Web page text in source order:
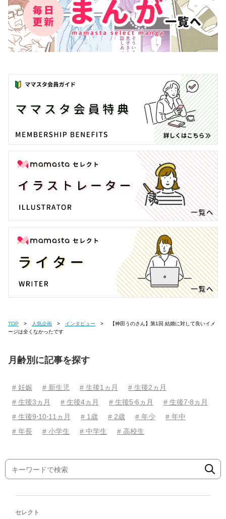
TOP 人気企画 インタビュー
ージは全くなかったです
月齢別に記事を探す
# 妊娠 # 新生児 # 生後1ヵ月
# 生後2ヵ月
# 生後3ヵ月
# 生後4ヵ月 # 生後5⋅6ヵ月
# 生後7⋅8ヵ月
# 生後9⋅10⋅11ヵ月
# 1歳 # 2歳 # 年少
# 年中
# 年長
# 小学生 # 中学生 # 高校生
セレクト